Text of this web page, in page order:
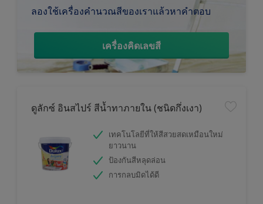
ลองใช้เครื่องคำนวณสีของเราแล้วหาคำตอบ
เครื่องคิดเลขสี
ดูลักซ์ อินสไปร์ สีน้ำทาภายใน (ชนิดกึ่งเงา)
เทคโนโลยีที่ให้สีสวยสดเหมือนใหม่
ยาวนาน
ป้องกันสีหลุดล่อน
การกลบมิดได้ดี